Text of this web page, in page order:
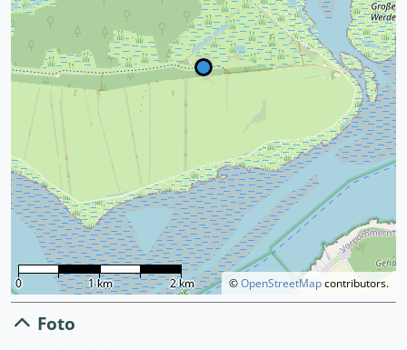
©OpenStreetMapcontributors.
0 1 km 2 km
Foto